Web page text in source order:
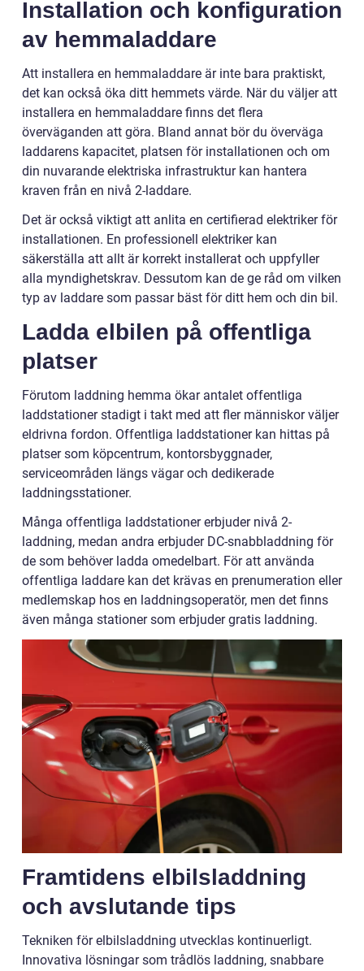
Installation och konfiguration
av hemmaladdare
Att installera en hemmaladdare är inte bara praktiskt,
det kan också öka ditt hemmets värde. När du väljer att
installera en hemmaladdare finns det flera
överväganden att göra. Bland annat bör du överväga
laddarens kapacitet, platsen för installationen och om
din nuvarande elektriska infrastruktur kan hantera
kraven från en nivå 2-laddare.
Det är också viktigt att anlita en certifierad elektriker för
installationen. En professionell elektriker kan
säkerställa att allt är korrekt installerat och uppfyller
alla myndighetskrav. Dessutom kan de ge råd om vilken
typ av laddare som passar bäst för ditt hem och din bil.
Ladda elbilen på offentliga
platser
Förutom laddning hemma ökar antalet offentliga
laddstationer stadigt i takt med att fler människor väljer
eldrivna fordon. Offentliga laddstationer kan hittas på
platser som köpcentrum, kontorsbyggnader,
serviceområden längs vägar och dedikerade
laddningsstationer.
Många offentliga laddstationer erbjuder nivå 2-
laddning, medan andra erbjuder DC-snabbladdning för
de som behöver ladda omedelbart. För att använda
offentliga laddare kan det krävas en prenumeration eller
medlemskap hos en laddningsoperatör, men det finns
även många stationer som erbjuder gratis laddning.
Framtidens elbilsladdning
och avslutande tips
Tekniken för elbilsladdning utvecklas kontinuerligt.
Innovativa lösningar som trådlös laddning, snabbare